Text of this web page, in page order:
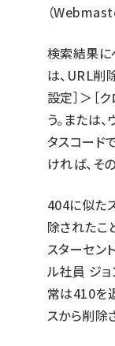
（
検索結果に
は、URL削
設定］＞［
う。または
タスコード
ければ、そ
404に似た
除されたこ
スターセン
ル社員 ジョ
常は410を
スから削除